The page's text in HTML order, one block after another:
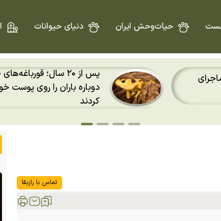
حیات‌وحش ایران دنیای حیوانات
پاناما
تصویر تقابل یک افعی با
برترین عکس سال ۲۰۲۶ شد
تماس با رازبقا